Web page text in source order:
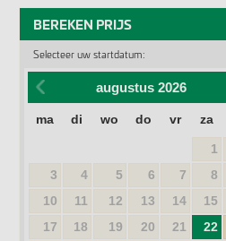
BEREKEN PRIJS
Selecteer uw startdatum:
augustus 2026
ma di wo do vr za
1
3
4 5 6 7 8
10
11 12 13 14 15
17
18 19 20 21 22